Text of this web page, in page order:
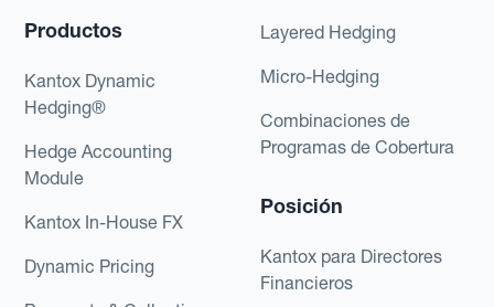
Productos
Kantox Dynamic
Hedging®
Hedge Accounting
Module
Kantox In-House FX
Dynamic Pricing
Layered Hedging
Micro-Hedging
Combinaciones de
Programas de Cobertura
Posición
Kantox para Directores
Financieros